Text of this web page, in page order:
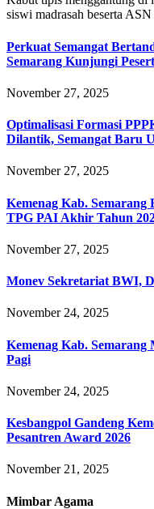
siswi madrasah beserta
Perkuat Semangat
Semarang Kunjungi
November 27, 2025
Optimalisasi Formasi
Dilantik, Semangat Baru
November 27, 2025
Kemenag Kab. Semarang
TPG PAI Akhir Tahun
November 27, 2025
Monev Sekretariat BWI,
November 24, 2025
Kemenag Kab.
Pagi
November 24, 2025
Kesbangpol Gandeng
Pesantren Award 2026
November 21, 2025
Mimbar Agama